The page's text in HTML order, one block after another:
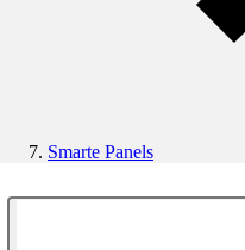
Smarte Panels